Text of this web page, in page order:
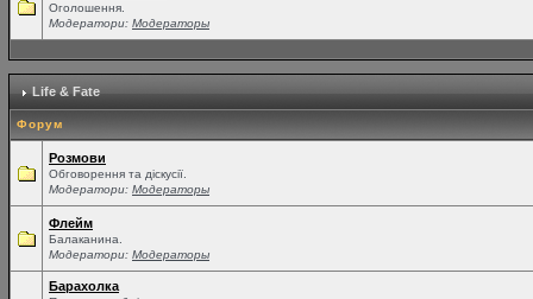
Оголошення.
Модератори: Модераторы
Life & Fate
Форум
Розмови
Обговорення та діскусії.
Модератори: Модераторы
Флейм
Балаканина.
Модератори: Модераторы
Барахолка